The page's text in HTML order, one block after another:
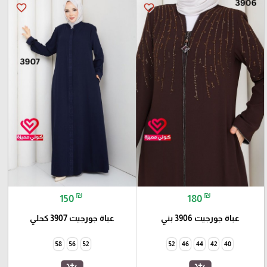
favorite_border
180 ₪
عباة جورجيت 3906 بني
40
42
44
46
52
favorite_border
150 ₪
عباة جورجيت 3907 كحلي
52
56
58